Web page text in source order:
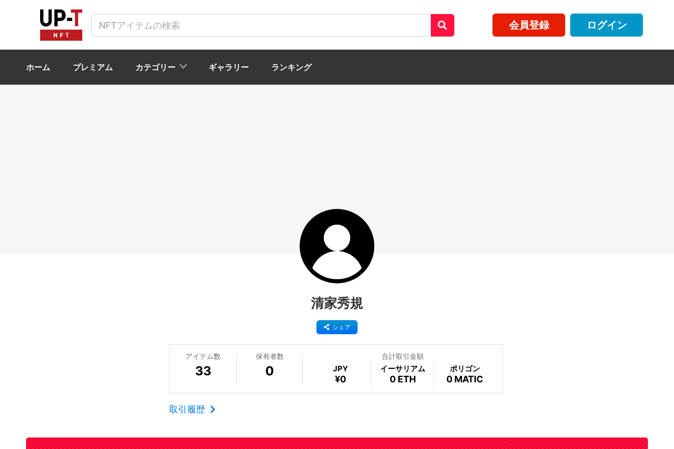
会員登録 ログイン
ホーム プレミアム カテゴリー ギャラリー ランキング
清家秀規
シェア
アイテム数
33
保有者数
0
合計取引金額
JPY
¥0
イーサリアム
0 ETH
ポリゴン
0 MATIC
取引履歴